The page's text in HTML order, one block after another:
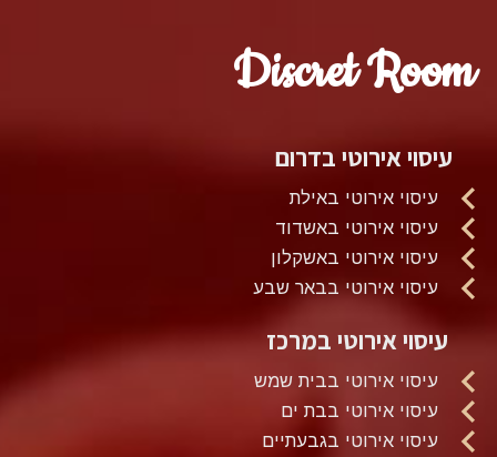
Discret Room
עיסוי אירוטי בדרום
עיסוי אירוטי באילת
עיסוי אירוטי באשדוד
עיסוי אירוטי באשקלון
עיסוי אירוטי בבאר שבע
עיסוי אירוטי במרכז
עיסוי אירוטי בבית שמש
עיסוי אירוטי בבת ים
עיסוי אירוטי בגבעתיים